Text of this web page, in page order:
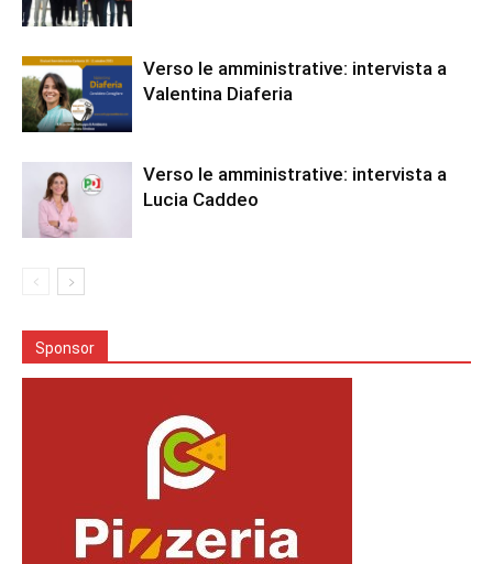
Verso le amministrative: intervista a
Valentina Diaferia
Verso le amministrative: intervista a
Lucia Caddeo
Sponsor